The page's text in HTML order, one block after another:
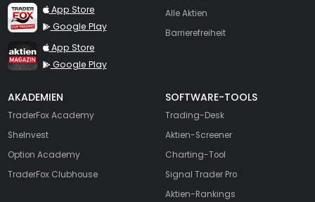
TraderFox Live Trading
App Store
Google Play
TraderFox aktien Magazin
App Store
Google Play
Alle Aktien
Barrierefreiheit
AKADEMIEN
TraderFox Academy
SheInvest
Option Academy
TraderFox Clubhouse
SOFTWARE-TOOLS
Trading-Desk
Aktien-Screener
Charting-Tool
Signal Trader Pro
Aktien-Rankings